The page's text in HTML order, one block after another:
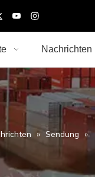
Nachrichten
» Sendung »